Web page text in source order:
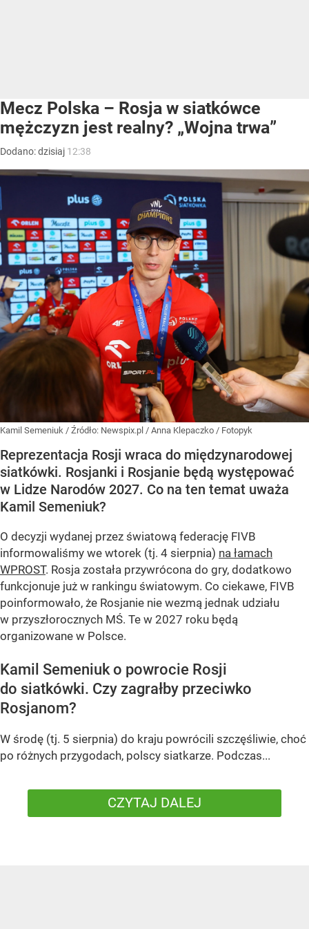
Mecz Polska – Rosja w siatkówce
mężczyzn jest realny? „Wojna trwa”
Dodano:dzisiaj 12:38
Kamil Semeniuk / Źródło: Newspix.pl / Anna Klepaczko / Fotopyk
Reprezentacja Rosji wraca do międzynarodowej
siatkówki. Rosjanki i Rosjanie będą występować
w Lidze Narodów 2027. Co na ten temat uważa
Kamil Semeniuk?
O decyzji wydanej przez światową federację FIVB
informowaliśmy we wtorek (tj. 4 sierpnia) na łamach
WPROST. Rosja została przywrócona do gry, dodatkowo
funkcjonuje już w rankingu światowym. Co ciekawe, FIVB
poinformowało, że Rosjanie nie wezmą jednak udziału
w przyszłorocznych MŚ. Te w 2027 roku będą
organizowane w Polsce.
Kamil Semeniuk o powrocie Rosji
do siatkówki. Czy zagrałby przeciwko
Rosjanom?
W środę (tj. 5 sierpnia) do kraju powrócili szczęśliwie, choć
po różnych przygodach, polscy siatkarze. Podczas...
CZYTAJ DALEJ